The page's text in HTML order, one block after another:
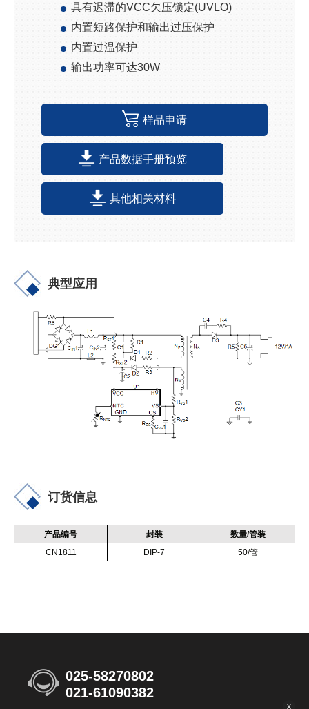
具有迟滞的VCC欠压锁定(UVLO)
内置短路保护和输出过压保护
内置过温保护
输出功率可达30W
样品申请
产品数据手册预览
其他相关材料
典型应用
订货信息
产品编号 封装 数量/管装
CN1811
DIP-7 50/管
025-58270802
021-61090382
x